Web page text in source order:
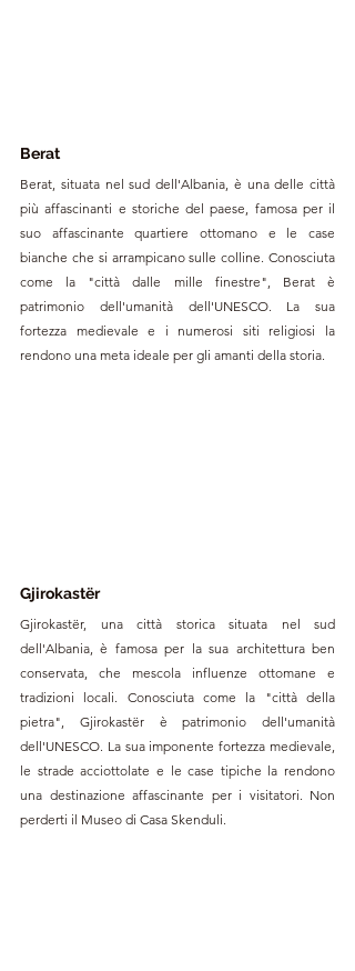
Berat
Berat, situata nel sud dell'Albania, è una delle città
più affascinanti e storiche del paese, famosa per il
suo affascinante quartiere ottomano e le case
bianche che si arrampicano sulle colline. Conosciuta
come la "città dalle mille finestre", Berat è
patrimonio dell'umanità dell'UNESCO. La sua
fortezza medievale e i numerosi siti religiosi la
rendono una meta ideale per gli amanti della storia.
Gjirokastër
Gjirokastër, una città storica situata nel sud
dell'Albania, è famosa per la sua architettura ben
conservata, che mescola influenze ottomane e
tradizioni locali. Conosciuta come la "città della
pietra", Gjirokastër è patrimonio dell'umanità
dell'UNESCO. La sua imponente fortezza medievale,
le strade acciottolate e le case tipiche la rendono
una destinazione affascinante per i visitatori. Non
perderti il Museo di Casa Skenduli.